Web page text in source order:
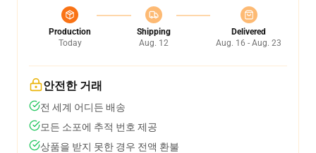
Production
Today
Shipping
Aug. 12
Delivered
Aug. 16 - Aug. 23
안전한 거래
전 세계 어디든 배송
모든 소포에 추적 번호 제공
상품을 받지 못한 경우 전액 환불